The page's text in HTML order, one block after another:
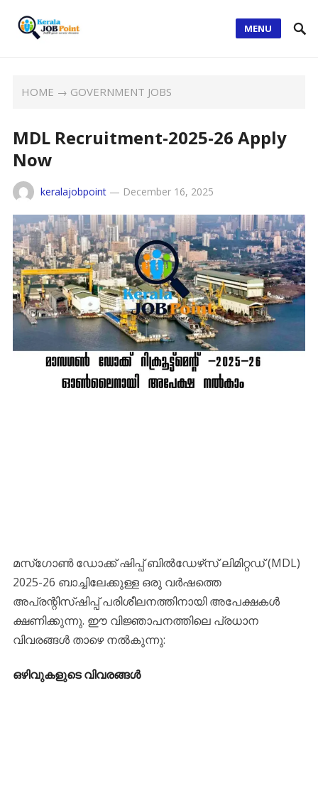
MENU
HOME → GOVERNMENT JOBS
MDL Recruitment-2025-26 Apply
Now
keralajobpoint— December 16, 2025
മസ്ഗോൺ ഡോക്ക് ഷിപ്പ് ബിൽഡേഴ്‌സ് ലിമിറ്റഡ് (MDL)
2025-26 ബാച്ചിലേക്കുള്ള ഒരു വർഷത്തെ
അപ്രന്റിസ്ഷിപ്പ് പരിശീലനത്തിനായി അപേക്ഷകൾ
ക്ഷണിക്കുന്നു. ഈ വിജ്ഞാപനത്തിലെ പ്രധാന
വിവരങ്ങൾ താഴെ നൽകുന്നു:
ഒഴിവുകളുടെ വിവരങ്ങൾ